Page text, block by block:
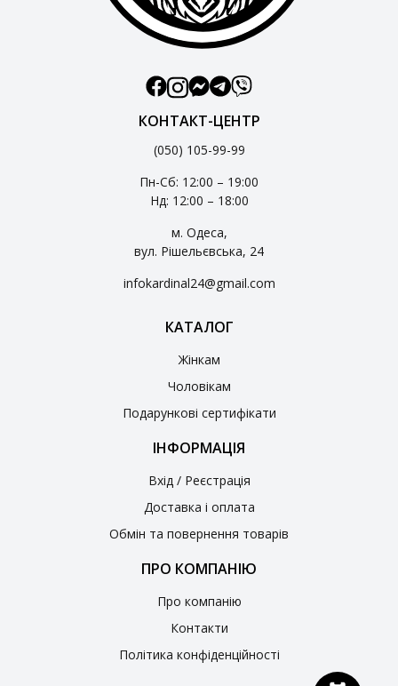
КОНТАКТ-ЦЕНТР
(050) 105-99-99
Пн-Сб: 12:00 – 19:00
Нд: 12:00 – 18:00
м. Одеса,
вул. Рішельєвська, 24
infokardinal24@gmail.com
КАТАЛОГ
Жінкам
Чоловікам
Подарункові сертифікати
ІНФОРМАЦІЯ
Вхід / Реєстрація
Доставка і оплата
Обмін та повернення товарів
ПРО КОМПАНІЮ
Про компанію
Контакти
Політика конфіденційності